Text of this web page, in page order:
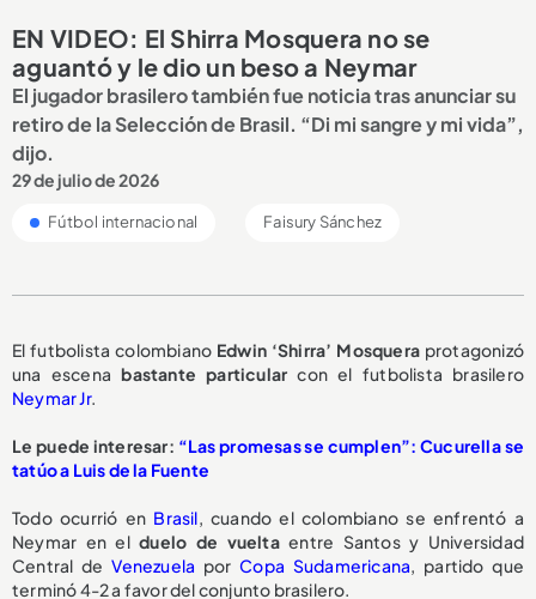
EN VIDEO: El Shirra Mosquera no se
aguantó y le dio un beso a Neymar
El jugador brasilero también fue noticia tras anunciar su
retiro de la Selección de Brasil. “Di mi sangre y mi vida”,
dijo.
29 de julio de 2026
Fútbol internacional Faisury Sánchez
El futbolista colombiano Edwin ‘Shirra’ Mosqueraprotagonizó
una escena bastante particular con el futbolista brasilero
Neymar Jr.
Le puede interesar: “Las promesas se cumplen”: Cucurella se
tatúo a Luis de la Fuente
Todo ocurrió en Brasil, cuando el colombiano se enfrentó a
Neymar en elduelo de vueltaentre Santos y Universidad
Central deVenezuela porCopa Sudamericana, partido que
terminó 4-2 a favor del conjunto brasilero.